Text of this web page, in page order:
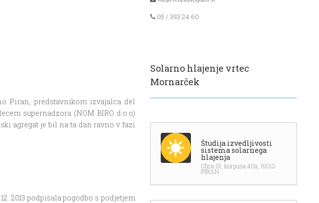
Piran, predstavnikom izvajalca del
supernadzora (NOM BIRO d.o.o)
agregat je bil na ta dan ravno v fazi
2013 podpisala pogodbo s podjetjem
05 / 393 24 60
Solarno hlajenje vrtec
Mornarček
Študija izvedljivosti
sistema solarnega
hlajenja
Ulica IX. korpusa 40a, 6330
PIRAN